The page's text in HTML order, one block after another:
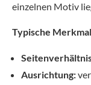
einzelnen Motiv
Typische
Ausrichtung: